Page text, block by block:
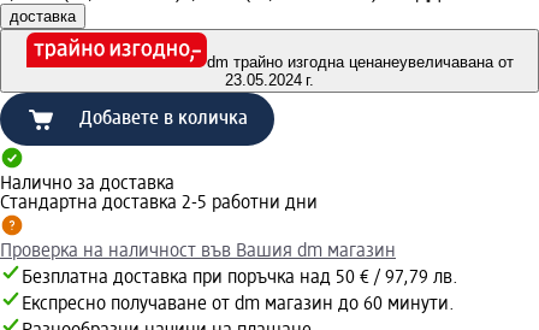
доставка
dm трайно изгодна ценанеувеличавана от
23.05.2024 г.
Добавете в количка
Налично за доставка
Стандартна доставка 2-5 работни дни
Проверка на наличност във Вашия dm магазин
Безплатна доставка при поръчка над 50 € / 97,79 лв.
Експресно получаване от dm магазин до 60 минути.